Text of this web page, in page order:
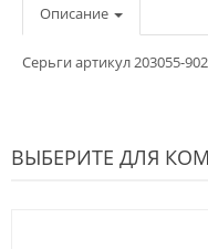
Описание
Серьги артикул 203055-
ВЫБЕРИТЕ ДЛЯ